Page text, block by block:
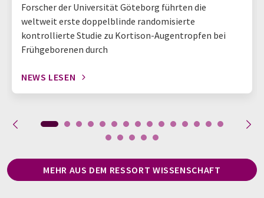
Forscher der Universität Göteborg führten die
weltweit erste doppelblinde randomisierte
kontrollierte Studie zu Kortison-Augentropfen bei
Frühgeborenen durch
NEWS LESEN
MEHR AUS DEM RESSORT WISSENSCHAFT